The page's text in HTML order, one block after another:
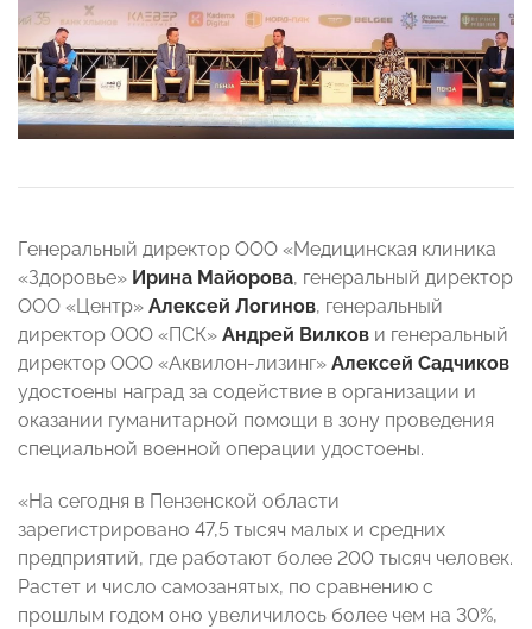
Генеральный директор ООО «Медицинская клиника
«Здоровье» Ирина Майорова, генеральный директор
ООО «Центр» Алексей Логинов, генеральный
директор ООО «ПСК» Андрей Вилков и генеральный
директор ООО «Аквилон-лизинг» Алексей Садчиков
удостоены наград за содействие в организации и
оказании гуманитарной помощи в зону проведения
специальной военной операции удостоены.
«На сегодня в Пензенской области
зарегистрировано 47,5 тысяч малых и средних
предприятий, где работают более 200 тысяч человек.
Растет и число самозанятых, по сравнению с
прошлым годом оно увеличилось более чем на 30%,